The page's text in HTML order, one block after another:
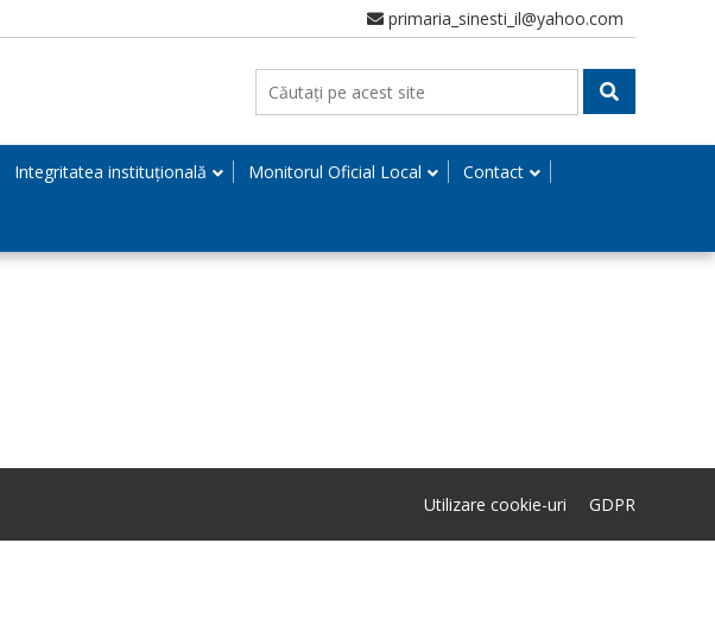
primaria_sinesti_il@yahoo.com
Integritatea instituțională Monitorul Oficial Local Contact
Utilizare cookie-uri GDPR